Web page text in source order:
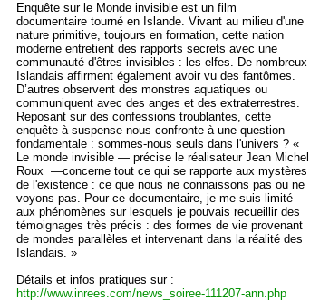
Enquête sur le Monde invisible est un film
documentaire tourné en Islande. Vivant au milieu d'une
nature primitive, toujours en formation, cette nation
moderne entretient des rapports secrets avec une
communauté d'êtres invisibles : les elfes. De nombreux
Islandais affirment également avoir vu des fantômes.
D’autres observent des monstres aquatiques ou
communiquent avec des anges et des extraterrestres.
Reposant sur des confessions troublantes, cette
enquête à suspense nous confronte à une question
fondamentale : sommes-nous seuls dans l'univers ? «
Le monde invisible — précise le réalisateur Jean Michel
Roux —concerne tout ce qui se rapporte aux mystères
de l'existence : ce que nous ne connaissons pas ou ne
voyons pas. Pour ce documentaire, je me suis limité
aux phénomènes sur lesquels je pouvais recueillir des
témoignages très précis : des formes de vie provenant
de mondes parallèles et intervenant dans la réalité des
Islandais. »
Détails et infos pratiques sur :
http://www.inrees.com/news_soiree-111207-ann.php